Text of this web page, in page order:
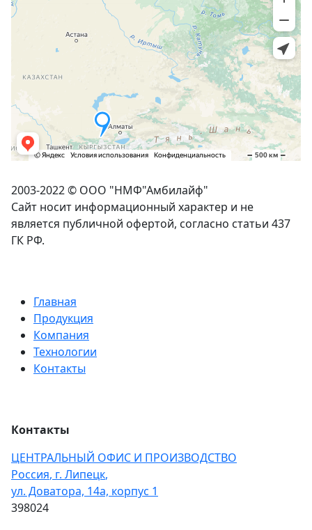
2003-2022 © ООО "НМФ"Амбилайф"
Сайт носит информационный характер и не
является публичной офертой, согласно статьи 437
ГК РФ.
Главная
Продукция
Компания
Технологии
Контакты
Контакты
ЦЕНТРАЛЬНЫЙ ОФИС И ПРОИЗВОДСТВО
Россия, г. Липецк,
ул. Доватора, 14а, корпус 1
398024